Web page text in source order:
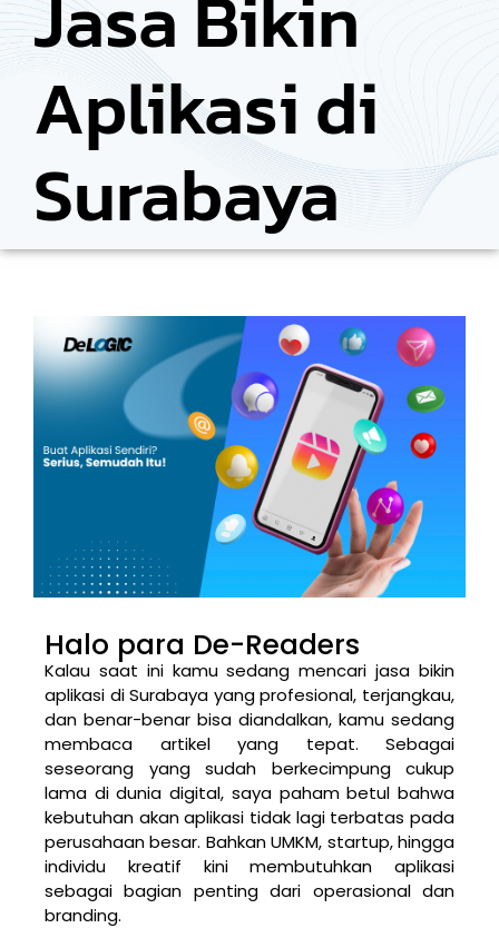
Aplikasi di
Surabaya
Halo para De-Readers
Kalau saat ini kamu sedang mencari jasa bikin
aplikasi di Surabaya yang profesional, terjangkau,
dan benar-benar bisa diandalkan, kamu sedang
membaca artikel yang tepat. Sebagai
seseorang yang sudah berkecimpung cukup
lama di dunia digital, saya paham betul bahwa
kebutuhan akan aplikasi tidak lagi terbatas pada
perusahaan besar. Bahkan UMKM, startup, hingga
individu kreatif kini membutuhkan aplikasi
sebagai bagian penting dari operasional dan
branding.